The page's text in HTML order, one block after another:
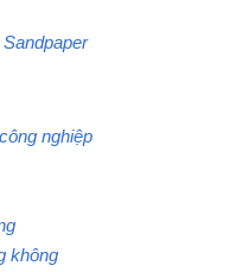
nghiệp
không